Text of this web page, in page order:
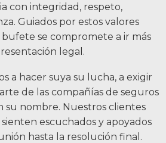
con integridad, respeto,
Guiados por estos valores
bufete se compromete a ir más
legal.
a hacer suya su lucha, a exigir
de las compañías de seguros
su nombre. Nuestros clientes
escuchados y apoyados
hasta la resolución final.